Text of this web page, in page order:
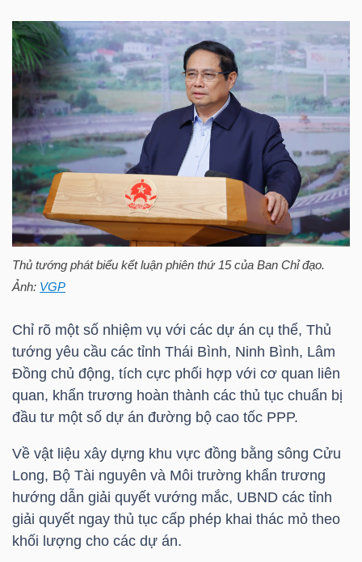
Thủ tướng phát biểu kết luận phiên thứ 15 của Ban Chỉ đạo.
Ảnh: VGP
Chỉ rõ một số nhiệm vụ với các dự án cụ thể, Thủ
tướng yêu cầu các tỉnh Thái Bình, Ninh Bình, Lâm
Đồng chủ động, tích cực phối hợp với cơ quan liên
quan, khẩn trương hoàn thành các thủ tục chuẩn bị
đầu tư một số dự án đường bộ cao tốc PPP.
Về vật liệu xây dựng khu vực đồng bằng sông Cửu
Long, Bộ Tài nguyên và Môi trường khẩn trương
hướng dẫn giải quyết vướng mắc, UBND các tỉnh
giải quyết ngay thủ tục cấp phép khai thác mỏ theo
khối lượng cho các dự án.
ĐÔNG
DƯƠNG
TÀI
CHÍNH
CÁ
NHÂN
PHÂN
TÍCH
NGÀNH